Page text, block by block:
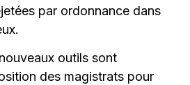
par ordonnance dans
outils sont
des magistrats pour